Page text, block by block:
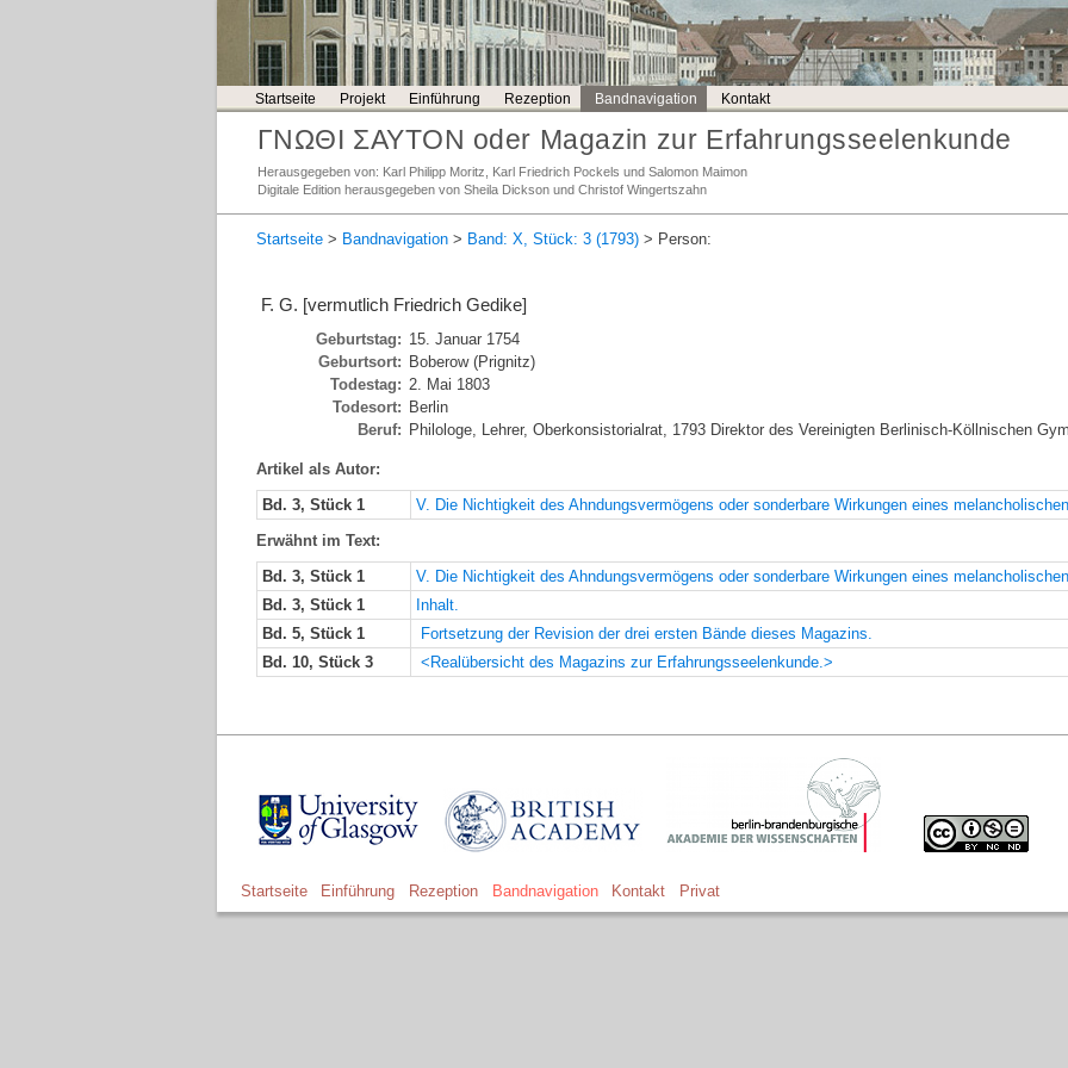
Startseite Projekt Einführung Rezeption Bandnavigation Kontakt
ΓΝΩΘΙ ΣΑΥΤΟΝ oder Magazin zur Erfahrungsseelenkunde
Herausgegeben von: Karl Philipp Moritz, Karl Friedrich Pockels und Salomon Maimon
Digitale Edition herausgegeben von Sheila Dickson und Christof Wingertszahn
Startseite > Bandnavigation > Band: X, Stück: 3 (1793) > Person:
F. G. [vermutlich Friedrich Gedike]
Geburtstag: 15. Januar 1754
Geburtsort: Boberow (Prignitz)
Todestag: 2. Mai 1803
Todesort: Berlin
Beruf: Philologe, Lehrer, Oberkonsistorialrat, 1793 Direktor des Vereinigten Berlinisch-Köllnischen
Artikel als Autor:
Bd. 3, Stück 1
V. Die Nichtigkeit des Ahndungsvermögens oder sonderbare Wirkungen eines
Erwähnt im Text:
Bd. 3, Stück 1
V. Die Nichtigkeit des Ahndungsvermögens oder sonderbare Wirkungen eines
Bd. 3, Stück 1
Inhalt.
Bd. 5, Stück 1
Fortsetzung der Revision der drei ersten Bände dieses Magazins.
Bd. 10, Stück 3
<Realübersicht des Magazins zur Erfahrungsseelenkunde.>
Startseite Einführung Rezeption Bandnavigation Kontakt Privat